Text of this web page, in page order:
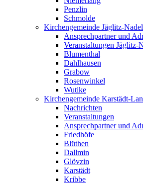
Penzlin
Schmolde
Kirchengemeinde Jäglitz-
Ansprechpartner und
Veranstaltungen Jäglitz-
Blumenthal
Dahlhausen
Grabow
Rosenwinkel
Wutike
Kirchengemeinde Karstädt-
Nachrichten
Veranstaltungen
Ansprechpartner und
Friedhöfe
Blüthen
Dallmin
Glövzin
Karstädt
Kribbe